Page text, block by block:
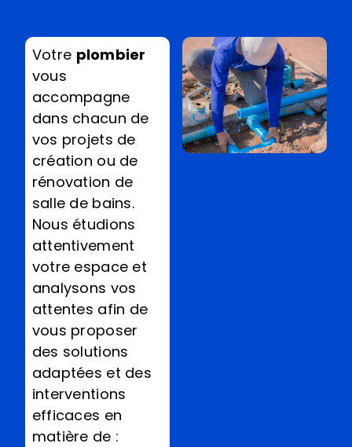
Votre plombier
vous
accompagne
dans chacun de
vos projets de
création ou de
rénovation de
salle de bains.
Nous étudions
attentivement
votre espace et
analysons vos
attentes afin de
vous proposer
des solutions
adaptées et des
interventions
efficaces en
matière de :